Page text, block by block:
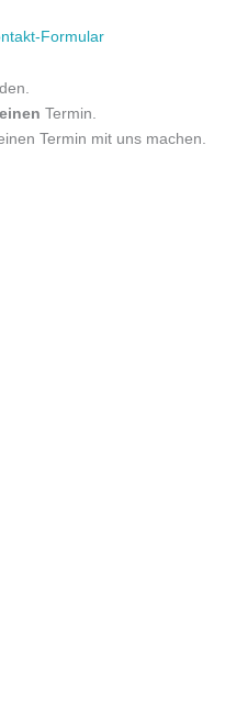
Formular
Termin.
Termin mit uns machen.